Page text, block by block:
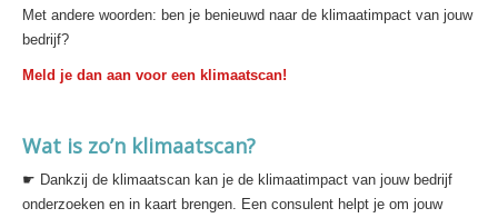
Met andere woorden: ben je benieuwd naar de klimaatimpact van jouw
bedrijf?
Meld je dan aan voor een klimaatscan!
Wat is zo’n klimaatscan?
☛ Dankzij de klimaatscan kan je de klimaatimpact van jouw bedrijf
onderzoeken en in kaart brengen. Een consulent helpt je om jouw